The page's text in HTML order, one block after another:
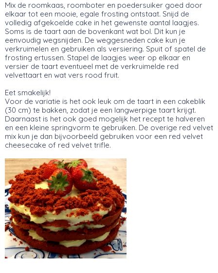
Mix de roomkaas, roomboter en poedersuiker goed door
elkaar tot een mooie, egale frosting ontstaat. Snijd de
volledig afgekoelde cake in het gewenste aantal laagjes.
Soms is de taart aan de bovenkant wat bol. Dit kun je
eenvoudig wegsnijden. De weggesneden cake kun je
verkruimelen en gebruiken als versiering. Spuit of spatel de
frosting ertussen. Stapel de laagjes weer op elkaar en
versier de taart eventueel met de verkruimelde red
velvettaart en wat vers rood fruit.
Eet smakelijk!
Voor de variatie is het ook leuk om de taart in een cakeblik
(30 cm) te bakken, zodat je een langwerpige taart krijgt.
Daarnaast is het ook goed mogelijk het recept te halveren
en een kleine springvorm te gebruiken. De overige red velvet
mix kun je dan bijvoorbeeld gebruiken voor een red velvet
cheesecake of red velvet trifle.